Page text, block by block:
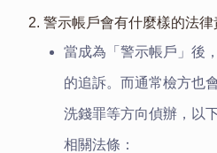
2. 警示帳戶會有什麼樣的法律
當成為 「警示帳戶 」後
的追訴。而通常檢方也
洗錢罪等方向偵辦，以
相關法條：